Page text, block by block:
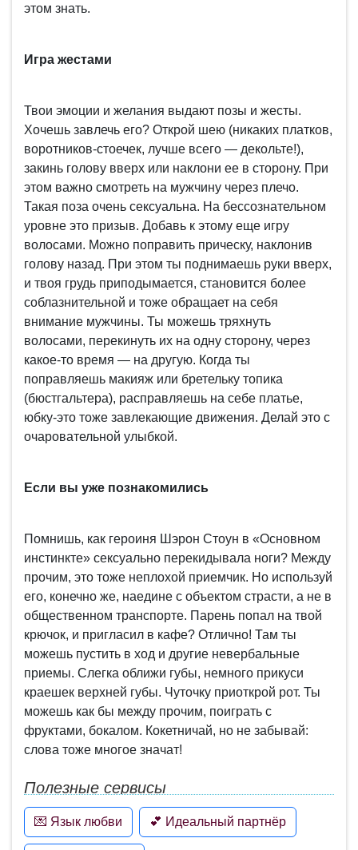
этом знать.
Игра жестами
Твои эмоции и желания выдают позы и жесты.
Хочешь завлечь его? Открой шею (никаких платков,
воротников-стоечек, лучше всего — декольте!),
закинь голову вверх или наклони ее в сторону. При
этом важно смотреть на мужчину через плечо.
Такая поза очень сексуальна. На бессознательном
уровне это призыв. Добавь к этому еще игру
волосами. Можно поправить прическу, наклонив
голову назад. При этом ты поднимаешь руки вверх,
и твоя грудь приподымается, становится более
соблазнительной и тоже обращает на себя
внимание мужчины. Ты можешь тряхнуть
волосами, перекинуть их на одну сторону, через
какое-то время — на другую. Когда ты
поправляешь макияж или бретельку топика
(бюстгальтера), расправляешь на себе платье,
юбку-это тоже завлекающие движения. Делай это с
очаровательной улыбкой.
Если вы уже познакомились
Помнишь, как героиня Шэрон Стоун в «Основном
инстинкте» сексуально перекидывала ноги? Между
прочим, это тоже неплохой приемчик. Но используй
его, конечно же, наедине с объектом страсти, а не в
общественном транспорте. Парень попал на твой
крючок, и пригласил в кафе? Отлично! Там ты
можешь пустить в ход и другие невербальные
приемы. Слегка оближи губы, немного прикуси
краешек верхней губы. Чуточку приоткрой рот. Ты
можешь как бы между прочим, поиграть с
фруктами, бокалом. Кокетничай, но не забывай:
слова тоже многое значат!
Полезные сервисы
💌 Язык любви 💕 Идеальный партнёр